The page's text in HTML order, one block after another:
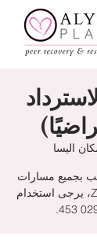
اليسا
بجميع مسارات
التعافي. إذا انضممت عبر Zoom، يرجى استخدام